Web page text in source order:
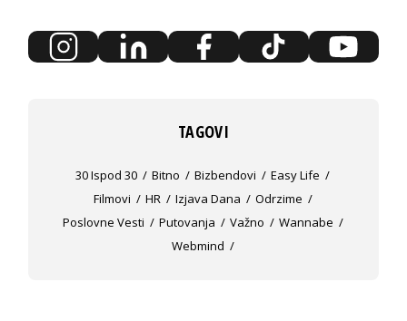
TAGOVI
30 Ispod 30 Bitno Bizbendovi
Easy Life
Filmovi
HR Izjava Dana
Odrzime
Poslovne Vesti
Putovanja Važno
Wannabe
Webmind